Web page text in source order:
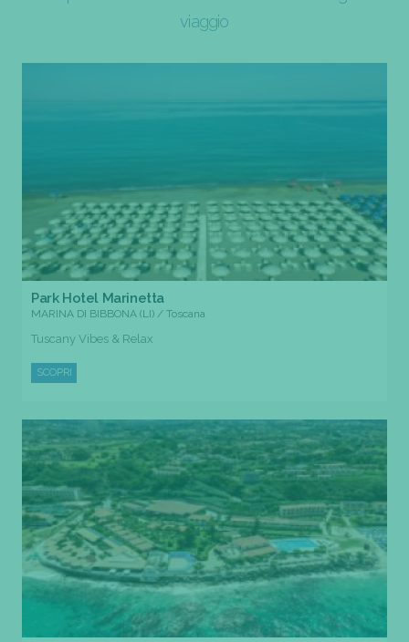
viaggio
Park Hotel Marinetta
MARINA DI BIBBONA (LI) / Toscana
Tuscany Vibes & Relax
SCOPRI